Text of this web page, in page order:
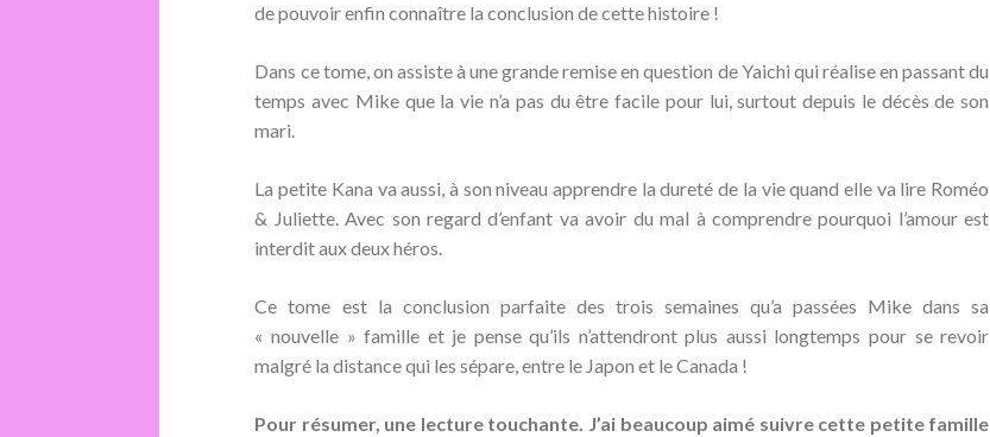
de pouvoir enfin connaître la conclusion de cette histoire !
Dans ce tome, on assiste à une grande remise en question de Yaichi qui réalise en passant du
temps avec Mike que la vie n’a pas du être facile pour lui, surtout depuis le décès de son
mari.
La petite Kana va aussi, à son niveau apprendre la dureté de la vie quand elle va lire Roméo
& Juliette. Avec son regard d’enfant va avoir du mal à comprendre pourquoi l’amour est
interdit aux deux héros.
Ce tome est la conclusion parfaite des trois semaines qu’a passées Mike dans sa
« nouvelle » famille et je pense qu’ils n’attendront plus aussi longtemps pour se revoir
malgré la distance qui les sépare, entre le Japon et le Canada !
Pour résumer, une lecture touchante. J’ai beaucoup aimé suivre cette petite famille